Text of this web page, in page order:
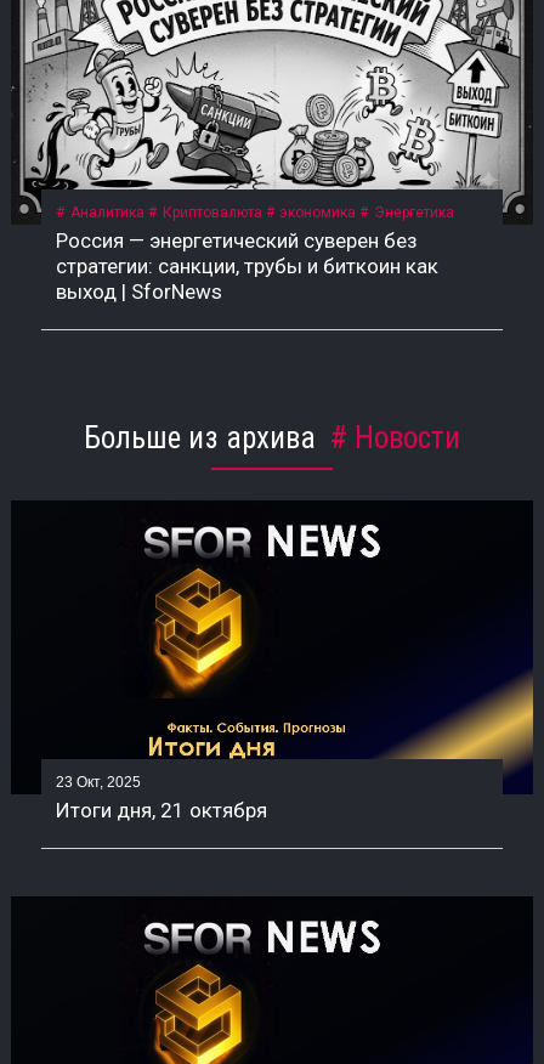
Аналитика Криптовалюта экономика Энергетика
Россия — энергетический суверен без
стратегии: санкции, трубы и биткоин как
выход | SforNews
Больше из архива Новости
23 Окт, 2025
Итоги дня, 21 октября